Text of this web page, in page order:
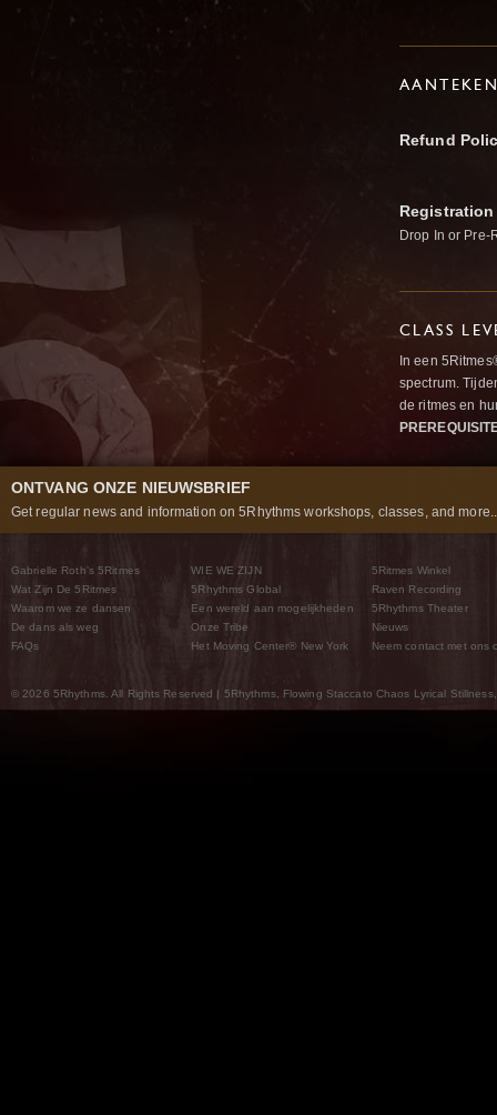
Refund
Drop In or Pre-
CLASS
In een
spectrum.
de ritmes en
ONTVANG ONZE NIEUWSBRIEF
Get regular news and information on 5Rhythms workshops, classes, and
Gabrielle Roth’s 5Ritmes
Wat Zijn De 5Ritmes
Waarom we ze dansen
De dans als weg
FAQs
WIE WE ZIJN
5Rhythms Global
Een wereld aan mogelijkheden
Onze Tribe
Het Moving Center® New York
5Ritmes Winkel
Raven Recording
5Rhythms Theater
Nieuws
Neem contact met ons
© 2026 5Rhythms. All Rights Reserved | 5Rhythms, Flowing Staccato Chaos Lyrical